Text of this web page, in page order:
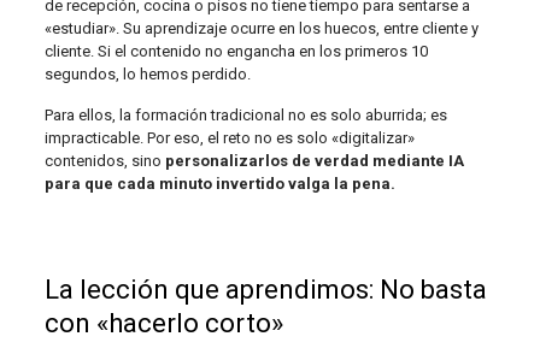
de recepción, cocina o pisos no tiene tiempo para sentarse a
«estudiar». Su aprendizaje ocurre en los huecos, entre cliente y
cliente. Si el contenido no engancha en los primeros 10
segundos, lo hemos perdido.
Para ellos, la formación tradicional no es solo aburrida; es
impracticable. Por eso, el reto no es solo «digitalizar»
contenidos, sino personalizarlos de verdad mediante IA
para que cada minuto invertido valga la pena.
La lección que aprendimos: No basta
con «hacerlo corto»